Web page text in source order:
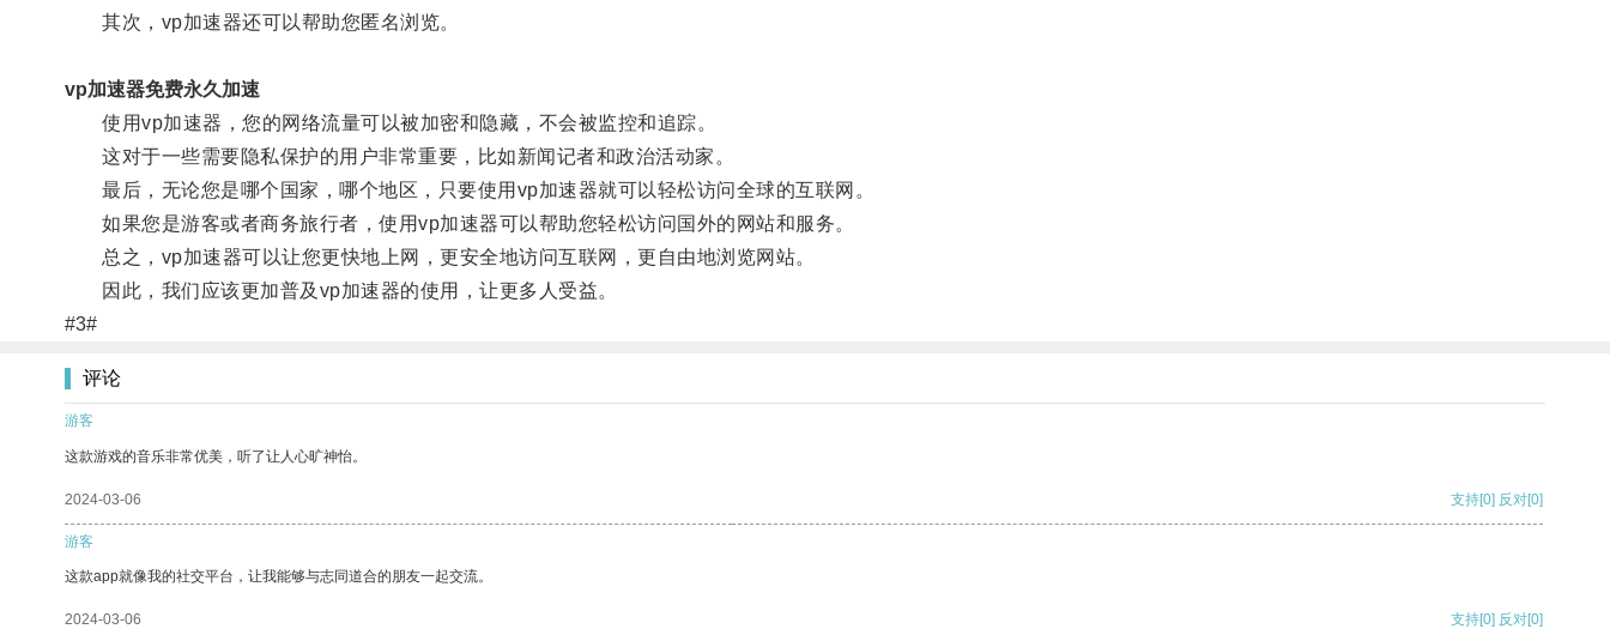
其次，vp加速器还可以帮助您匿名浏览。
vp加速器免费永久加速
使用vp加速器，您的网络流量可以被加密和隐藏，不会被监控和追踪。
这对于一些需要隐私保护的用户非常重要，比如新闻记者和政治活动家。
最后，无论您是哪个国家，哪个地区，只要使用vp加速器就可以轻松访问全球的互联网。
如果您是游客或者商务旅行者，使用vp加速器可以帮助您轻松访问国外的网站和服务。
总之，vp加速器可以让您更快地上网，更安全地访问互联网，更自由地浏览网站。
因此，我们应该更加普及vp加速器的使用，让更多人受益。
#3#
评论
游客
这款游戏的音乐非常优美，听了让人心旷神怡。
2024-03-06 支持[0] 反对[0]
游客
这款app就像我的社交平台，让我能够与志同道合的朋友一起交流。
2024-03-06 支持[0] 反对[0]